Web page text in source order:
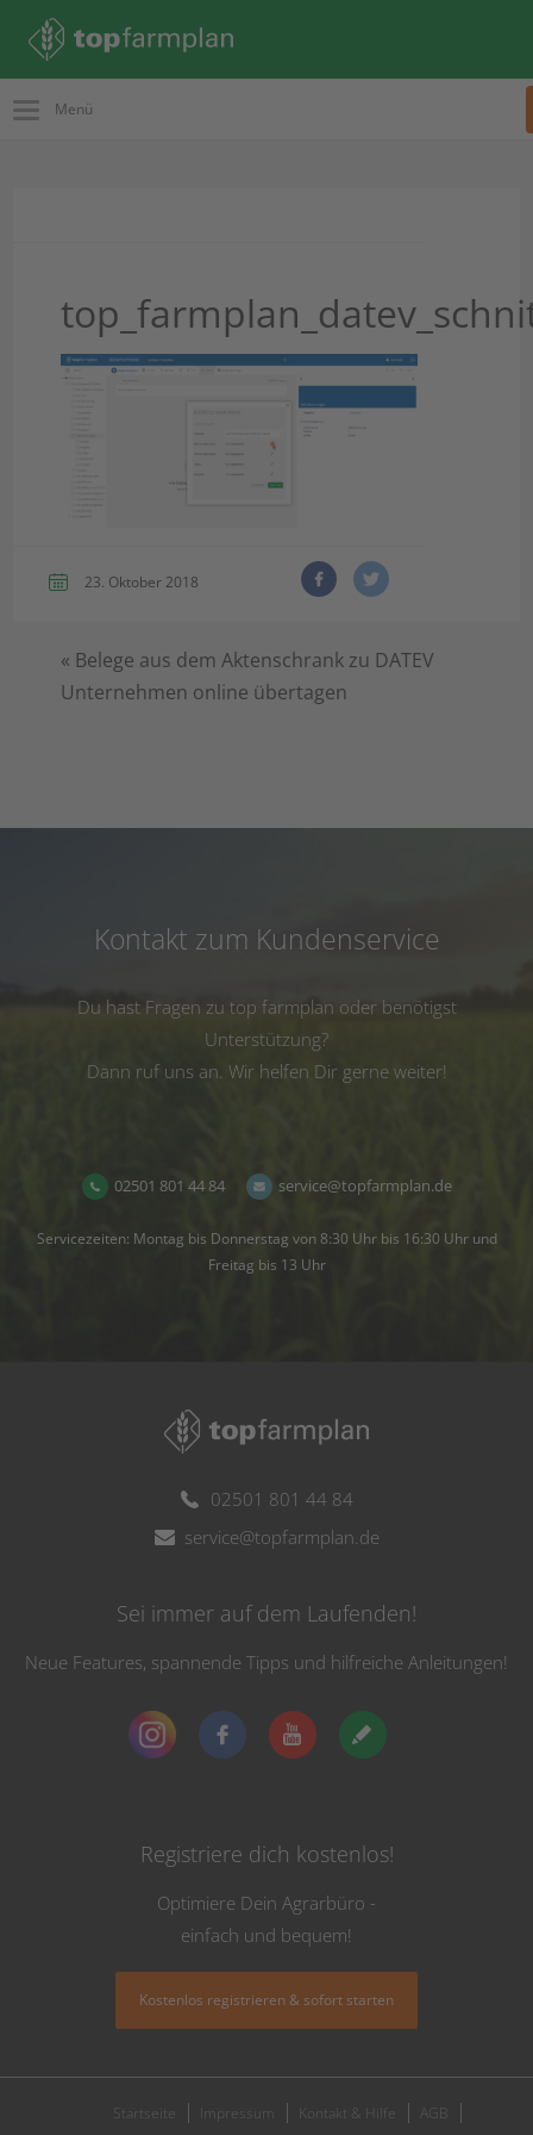
Menü
23. Oktober 2018
« Belege aus dem Aktenschrank zu DATEV
Unternehmen online übertagen
Kontakt zum Kundenservice
Du hast Fragen zu top farmplan oder benötigst
Unterstützung?
Dann ruf uns an. Wir helfen Dir gerne weiter!
02501 801 44 84 service@topfarmplan.de
Servicezeiten: Montag bis Donnerstag von 8:30 Uhr bis 16:30 Uhr und
Freitag bis 13 Uhr
02501 801 44 84
service@topfarmplan.de
Sei immer auf dem Laufenden!
Neue Features, spannende Tipps und hilfreiche Anleitungen!
Registriere dich kostenlos!
Optimiere Dein Agrarbüro -
einfach und bequem!
Kostenlos registrieren & sofort starten
Startseite Impressum Kontakt & Hilfe
AGB